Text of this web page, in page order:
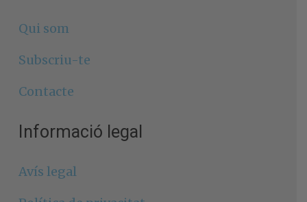
Qui som
Subscriu-te
Contacte
Informació legal
Avís legal